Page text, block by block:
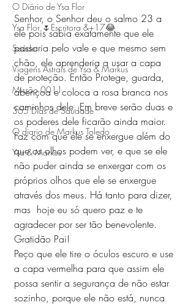
O Diário de Ysa Flor
Ysa Flor 🌷Escritora &+17😂
Saúde
Viagens Astrais de Ysa & Markus
Missão 0011
365 Dias de Saudade
O diario de Markus Toledo
Ysa & Markus
Senhor, o Senhor deu o salmo 23 a
ele pois sabia exatamente que ele
passaria pelo vale e que mesmo sem
chão, ele aprenderia a usar a capa
de proteção. Então Protege, guarda,
abençoa e coloca a rosa branca nos
caminhos dele. Em breve serão duas e
os poderes dele ficarão ainda maior.
Faz com que ele se enxergue além do
que os olhos podem ver, e que se ele
não puder ainda se enxergar com os
próprios olhos que ele se enxergue
através dos meus. Há tanto para dizer,
mas  hoje eu só quero paz e te
agradecer por ser tão benevolente.
Gratidão Pai!
Peço que ele tire o óculos escuro e use
a capa vermelha para que assim ele
possa sentir a segurança de não estar
sozinho, porque ele não está, nunca